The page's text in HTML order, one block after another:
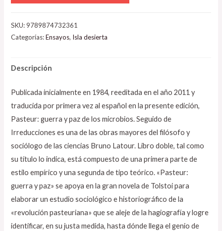
SKU:9789874732361
Categorías:Ensayos, Isla desierta
Descripción
Publicada inicialmente en 1984, reeditada en el año 2011 y
traducida por primera vez al español en la presente edición,
Pasteur: guerra y paz de los microbios. Seguido de
Irreducciones es una de las obras mayores del filósofo y
sociólogo de las ciencias Bruno Latour. Libro doble, tal como
su título lo indica, está compuesto de una primera parte de
estilo empírico y una segunda de tipo teórico. «Pasteur:
guerra y paz» se apoya en la gran novela de Tolstoi para
elaborar un estudio sociológico e historiográfico de la
«revolución pasteuriana» que se aleje de la hagiografía y logre
identificar, en su justa medida, hasta dónde llega el genio de